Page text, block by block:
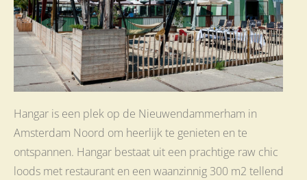
Hangar is een plek op de Nieuwendammerham in
Amsterdam Noord om heerlijk te genieten en te
ontspannen. Hangar bestaat uit een prachtige raw chic
loods met restaurant en een waanzinnig 300 m2 tellend